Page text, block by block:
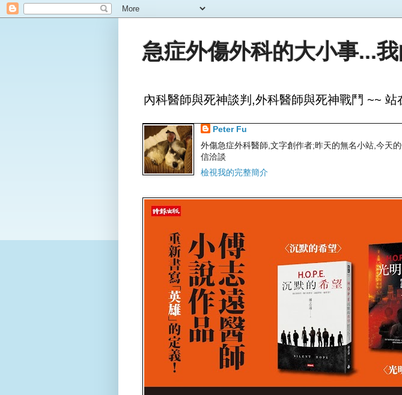
急症外傷外科的大小事...
內科醫師與死神談判,外科醫師與死神戰鬥 ~~
Peter Fu
外傷急症外科醫師,文字創作者;昨天的無名小站,今天
信洽談
檢視我的完整簡介